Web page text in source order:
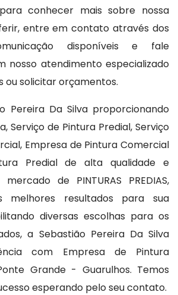
conhecer mais sobre nossa
entre em contato através dos
disponíveis e fale
nosso atendimento especializado
ou solicitar orçamentos.
Pereira Da Silva proporcionando
Serviço de Pintura Predial, Serviço
Empresa de Pintura Comercial
Predial de alta qualidade e
de PINTURAS PREDIAS,
melhores resultados para sua
diversas escolhas para os
a Sebastião Pereira Da Silva
com Empresa de Pintura
Grande - Guarulhos. Temos
esperando pelo seu contato.